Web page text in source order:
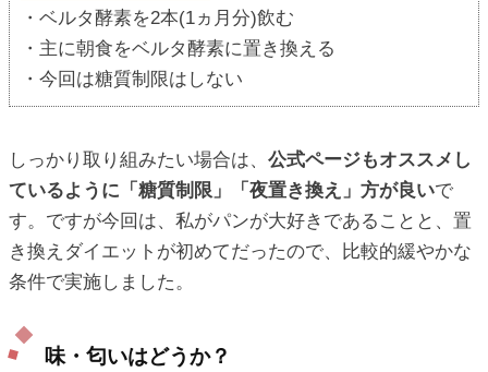
・ベルタ酵素を2本(1ヵ月分)飲む
・主に朝食をベルタ酵素に置き換える
・今回は糖質制限はしない
しっかり取り組みたい場合は、 公式ページもオススメし
ているように「糖質制限」「夜置き換え」方が良いで
す。ですが今回は、私がパンが大好きであることと、置
き換えダイエットが初めてだったので、比較的緩やかな
条件で実施しました。
味・匂いはどうか？